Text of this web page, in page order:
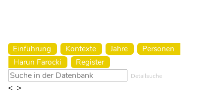
Einführung Kontexte Jahre
Personen
Harun Farocki
Register
Detailsuche
< >